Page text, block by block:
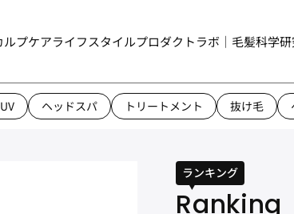
ルプケアライフスタイルプロダクトラボ｜毛髪科学
UV ヘッドスパ トリートメント 抜け毛
ランキング